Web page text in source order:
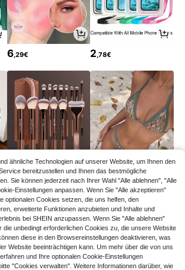
mag
Whit
Sta
To-Do-
1 Set Mini Magnetisches Whiteboar
d mit Ständer, beidseitig abwischba
r, tragbar für Büro, Zuhause, Schule
und Wohnheim, inklusive Whiteboar
d-Marker und Magneten, erhältlich
en, Whiteboard, Schulanfang
26 übrig
13 ,58€
in '8' anzeigen Alle ansehen
6,29€ 2,78€
7,58€ 11,38€ 11,49€
ähnliche Technologien auf unserer Website, um Ihnen den
bereitzustellen und Ihnen das bestmögliche
Sie können jederzeit nach Ihrer Wahl "Alle ablehnen", "Alle
Einstellungen anpassen. Wenn Sie "Alle akzeptieren"
optionalen Cookies setzen, die uns helfen, den
erweiterte Funktionen anzubieten und Inhalte und
bei SHEIN anzupassen. Wenn Sie "Alle ablehnen"
die unbedingt erforderlichen Cookies zu, die unsere Website
diese in den Browsereinstellungen deaktivieren, was
Website beeinträchtigen kann. Um mehr über die von uns
und Ihre optionalen Cookie-Einstellungen
"Cookies verwalten". Weitere Informationen darüber, wie